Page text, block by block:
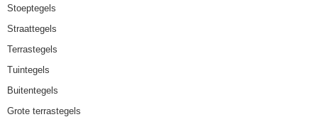
Stoeptegels
Straattegels
Terrastegels
Tuintegels
Buitentegels
Grote terrastegels